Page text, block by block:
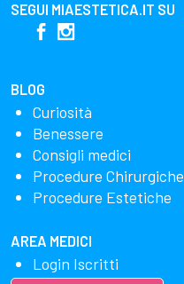
SEGUI MIAESTETICA.IT SU
BLOG
Curiosità
Benessere
Consigli medici
Procedure Chirurgiche
Procedure Estetiche
AREA MEDICI
Login Iscritti